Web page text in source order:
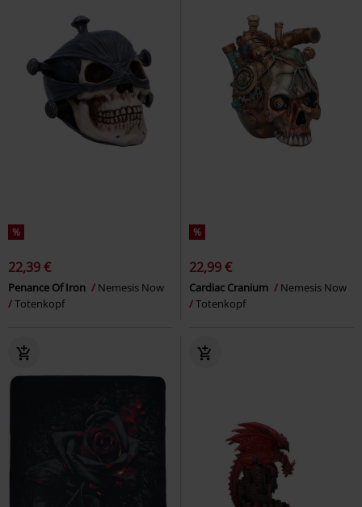
%
22,39 €
Penance Of Iron
Nemesis Now
Totenkopf
%
22,99 €
Cardiac Cranium
Nemesis Now
Totenkopf